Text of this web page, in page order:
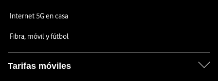
Internet 5G en casa
Fibra, móvil y fútbol
Tarifas móviles